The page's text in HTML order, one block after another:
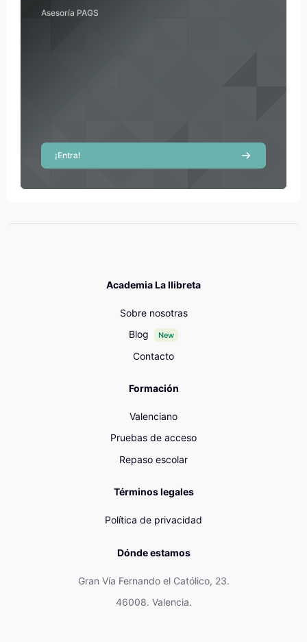
Asesoría PAGS
¡Entra!
Academia La llibreta
Sobre nosotras
Blog
New
Contacto
Formación
Valenciano
Pruebas de acceso
Repaso escolar
Términos legales
Política de privacidad
Dónde estamos
Gran Vía Fernando el Católico, 23.
46008. Valencia.